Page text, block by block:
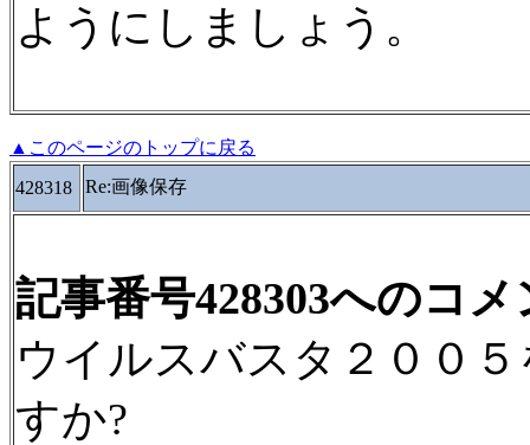
ようにしましょう。
▲このページのトップに戻る
428318
Re:画像保存
記事番号428303へのコメ
ウイルスバスタ２００
すか?